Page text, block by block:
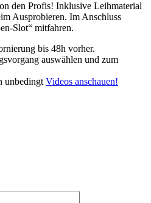
den Profis! Inklusive Leihmaterial
Ausprobieren. Im Anschluss
Slot“ mitfahren.
bis 48h vorher.
auswählen und zum
unbedingt Videos anschauen!